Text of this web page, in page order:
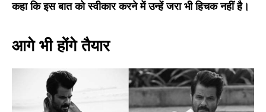
कहा कि इस बात को स्वीकार करने में उन्हें जरा भी हिचक नहीं है।
आगे भी होंगे तैयार